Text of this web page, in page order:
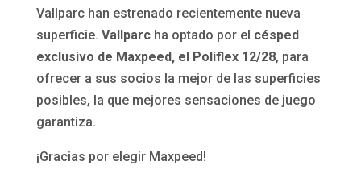
Vallparc han estrenado recientemente nueva
superficie. Vallparcha optado por el césped
exclusivo de Maxpeed, el Poliflex 12/28, para
ofrecer a sus socios la mejor de las superficies
posibles, la que mejores sensaciones de juego
garantiza.
¡Gracias por elegir Maxpeed!